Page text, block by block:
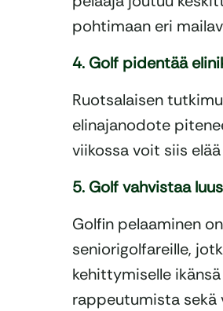
pohtimaan eri
4. Golf pidentää
Ruotsalaisen
elinajanodote
viikossa voit siis
5. Golf vahvistaa
Golfin pelaaminen
seniorigolfareille,
kehittymiselle
rappeutumista sekä